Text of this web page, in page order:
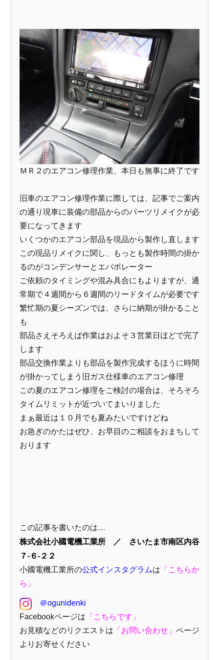
ＭＲ２のエアコン修理作業、本日も無事に終了です
旧車のエアコン修理作業に際しては、記事でご案内
の通り現車に装備の部品からのパーツリメイクが必
要になってきます
いくつかのエアコン部品を現品から製作し直します
この現品リメイクに関し、もっとも製作時間の掛か
るのがコンデンサーとエバポレーター
ご依頼のタイミングや混み具合にもよりますが、通
常期で４週間から６週間のリードタイムが必要です
繁忙期の夏シーズンでは、さらに納期が掛かること
も
部品さえそろえば作業はおよそ３営業日ほどで完了
します
部品交換作業よりも部品を製作完成するほうに時間
が掛かってしまう旧ガス仕様車のエアコン修理
この夏のエアコン修理をご検討の場合は、そろそろ
タイムリミットが近づいてまいりました
まぁ最近は１０月でも夏みたいですけどね
お急ぎのかたはぜひ、お早目のご相談をおまちして
おります
この記事を書いたのは…
株式会社小國電機工業所 ／ さいたま市南区内谷
７-６-２２
小國電機工業所の公式インスタグラムは 「 こちらか
ら」
＠ogunidenki
Facebookページは 「 こちらです」
お見積などのリクエストは 「 お問い合わせ 」 ページ
よりお寄せください